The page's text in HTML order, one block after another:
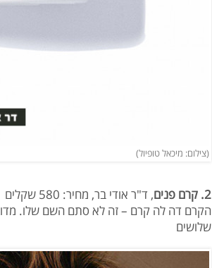
(צילום: מיכאל טופיול)
2. קרם פנים
, ד"ר אודי בר, מחיר: 580 שקלים
הקרם דה לה קרם – זה לא סתם השם שלו.
שלושים